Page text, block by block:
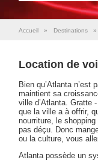
Accueil » Destinations »
Location de
Bien qu’Atlanta n’est
maintient sa
ville d’Atlanta. Gratte
que la ville a à offrir,
nourriture, le
pas déçu. Donc
ou la culture, vous
Atlanta possède un